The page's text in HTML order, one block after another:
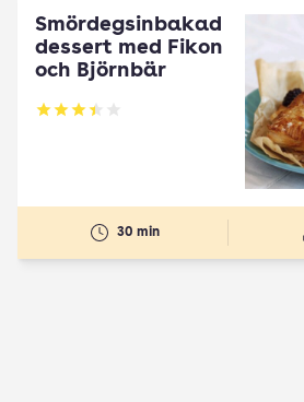
Smördegsinbakad
dessert med Fikon
och Björnbär
Betyg: 3.43 av 5
30 min